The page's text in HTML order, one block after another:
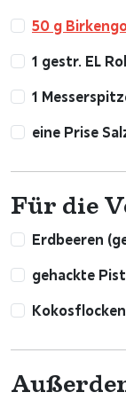
50 g
1 gestr. EL
1
eine Prise
Für die
Erdbeeren
gehackte